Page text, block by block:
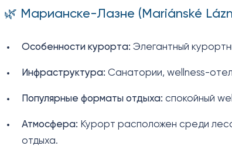
🌿 Марианске-Лазне (Mariánské
Особенности курорта: Элегантный
Инфраструктура: Санатории, wellness-
Популярные форматы отдыха: спокойный
Атмосфера: Курорт расположен среди
отдыха.